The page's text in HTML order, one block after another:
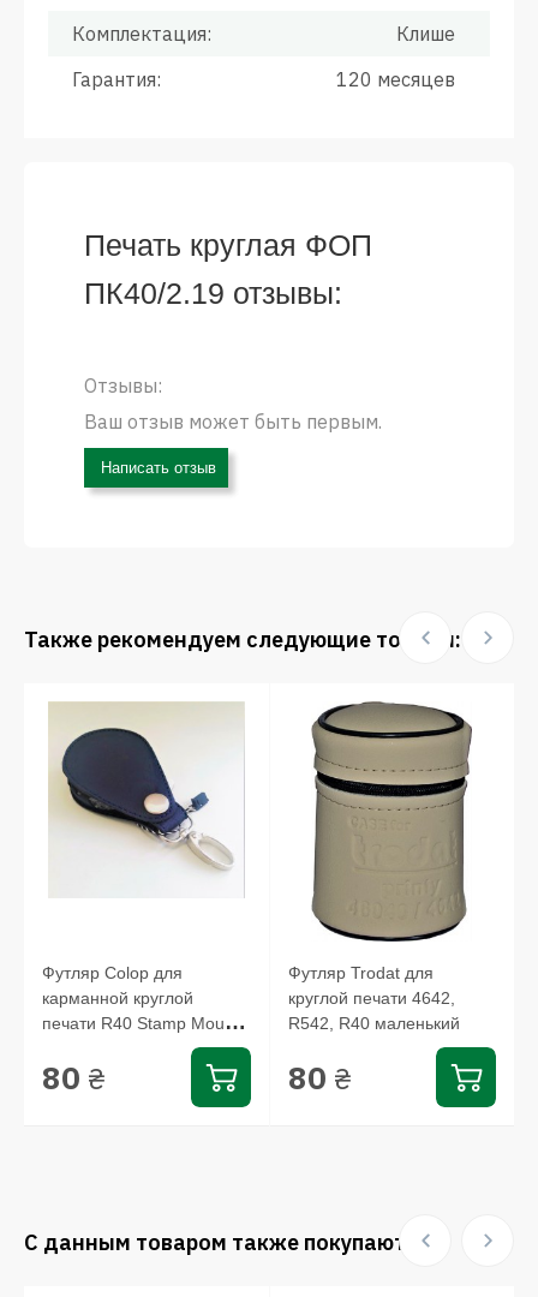
Комплектация:
Клише
Гарантия:
120 месяцев
Печать круглая ФОП
ПК40/2.19 отзывы:
Отзывы:
Ваш отзыв может быть первым.
Написать отзыв
Также рекомендуем следующие товары:
Футляр Colop для
карманной круглой
печати R40 Stamp Mouse,
80 ₴
Футляр Trodat для
круглой печати 4642,
R542, R40 маленький
80 ₴
С данным товаром также покупают: